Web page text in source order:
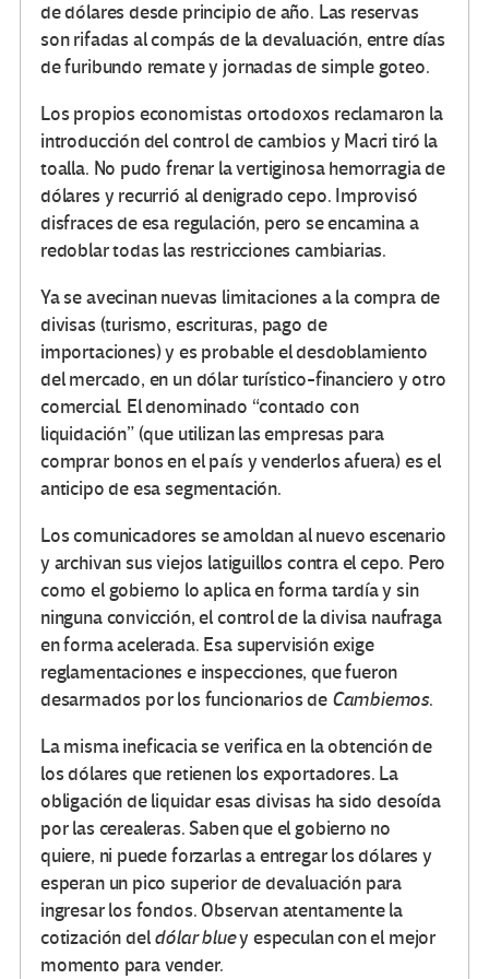
de dólares desde principio de año. Las reservas
son rifadas al compás de la devaluación, entre días
de furibundo remate y jornadas de simple goteo.
Los propios economistas ortodoxos reclamaron la
introducción del control de cambios y Macri tiró la
toalla. No pudo frenar la vertiginosa hemorragia de
dólares y recurrió al denigrado cepo. Improvisó
disfraces de esa regulación, pero se encamina a
redoblar todas las restricciones cambiarias.
Ya se avecinan nuevas limitaciones a la compra de
divisas (turismo, escrituras, pago de
importaciones) y es probable el desdoblamiento
del mercado, en un dólar turístico-financiero y otro
comercial. El denominado “contado con
liquidación” (que utilizan las empresas para
comprar bonos en el país y venderlos afuera) es el
anticipo de esa segmentación.
Los comunicadores se amoldan al nuevo escenario
y archivan sus viejos latiguillos contra el cepo. Pero
como el gobierno lo aplica en forma tardía y sin
ninguna convicción, el control de la divisa naufraga
en forma acelerada. Esa supervisión exige
reglamentaciones e inspecciones, que fueron
desarmados por los funcionarios deCambiemos.
La misma ineficacia se verifica en la obtención de
los dólares que retienen los exportadores. La
obligación de liquidar esas divisas ha sido desoída
por las cerealeras. Saben que el gobierno no
quiere, ni puede forzarlas a entregar los dólares y
esperan un pico superior de devaluación para
ingresar los fondos. Observan atentamente la
cotización deldólar bluey especulan con el mejor
momento para vender.